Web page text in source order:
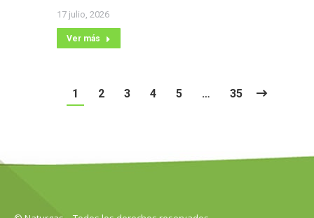
17 julio, 2026
Ver más
1 2 3 4 5 … 35